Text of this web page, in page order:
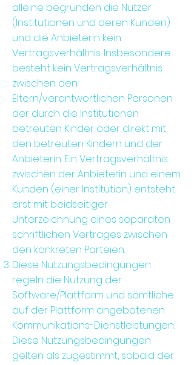
alleine begründen die Nutzer
(Institutionen und deren Kunden)
und die Anbieterin kein
Vertragsverhältnis. Insbesondere
besteht kein Vertragsverhältnis
zwischen den
Eltern/verantwortlichen Personen
der durch die Institutionen
betreuten Kinder oder direkt mit
den betreuten Kindern und der
Anbieterin. Ein Vertragsverhältnis
zwischen der Anbieterin und einem
Kunden (einer Institution) entsteht
erst mit beidseitiger
Unterzeichnung eines separaten
schriftlichen Vertrages zwischen
den konkreten Parteien.
Diese Nutzungsbedingungen
regeln die Nutzung der
Software/Plattform und sämtliche
auf der Plattform angebotenen
Kommunikations-Dienstleistungen.
Diese Nutzungsbedingungen
gelten als zugestimmt, sobald der